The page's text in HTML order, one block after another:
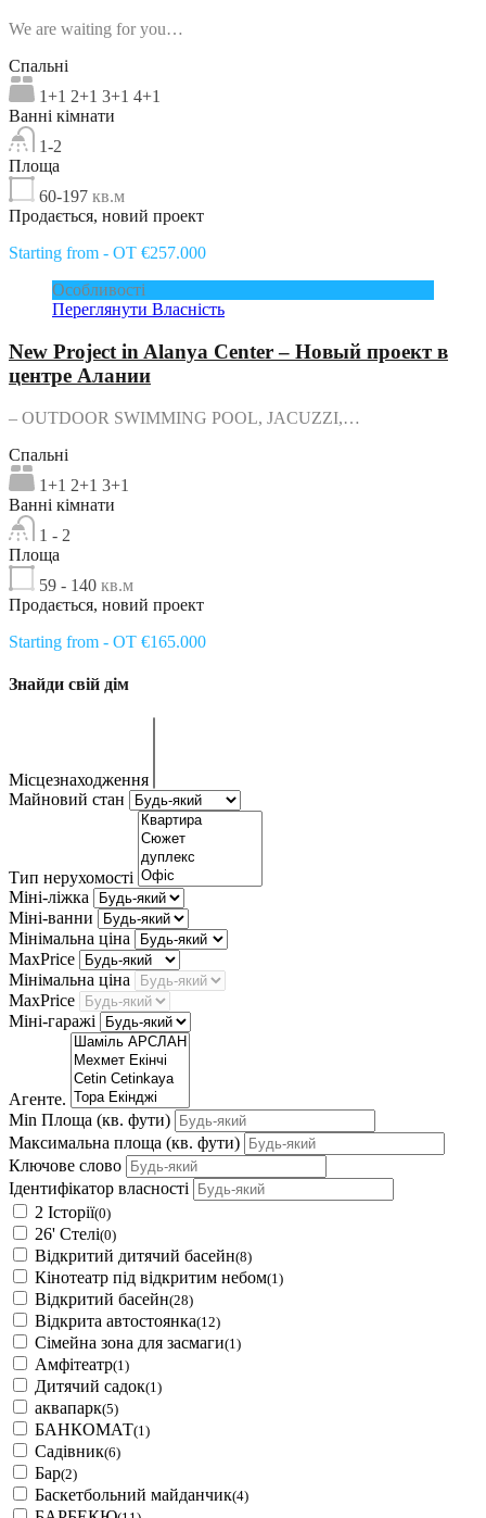
We are waiting for you…
Спальні
1+1 2+1 3+1 4+1
Ванні кімнати
1-2
Площа
60-197 кв.м
Продається, новий проект
Starting from - OT €257.000
Особливості
Переглянути Власність
New Project in Alanya Center – Новый проект в
центре Алании
– OUTDOOR SWIMMING POOL, JACUZZI,…
Спальні
1+1 2+1 3+1
Ванні кімнати
1 - 2
Площа
59 - 140 кв.м
Продається, новий проект
Starting from - OT €165.000
Знайди свій дім
Місцезнаходження
Майновий стан
Тип нерухомості
Міні-ліжка
Міні-ванни
Мінімальна ціна
MaxPrice
Мінімальна ціна
MaxPrice
Міні-гаражі
Агенте.
Min Площа (кв. фути)
Максимальна площа (кв. фути)
Ключове слово
Ідентифікатор власності
2 Історії(0)
26' Стелі(0)
Відкритий дитячий басейн(8)
Кінотеатр під відкритим небом(1)
Відкритий басейн(28)
Відкрита автостоянка(12)
Сімейна зона для засмаги(1)
Амфітеатр(1)
Дитячий садок(1)
аквапарк(5)
БАНКОМАТ(1)
Садівник(6)
Бар(2)
Баскетбольний майданчик(4)